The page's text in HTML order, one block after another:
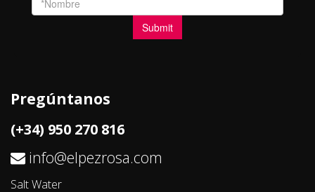
Pregúntanos
(+34) 950 270 816
info@elpezrosa.com
Salt Water